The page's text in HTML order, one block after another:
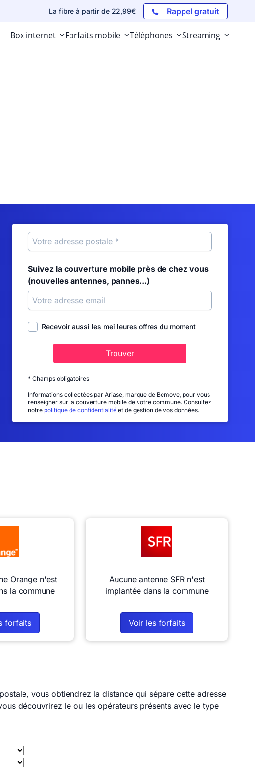
La fibre à partir de 22,99€ Rappel gratuit
Box internet Forfaits mobile Téléphones Streaming
Suivez la couverture mobile près de chez vous
(nouvelles antennes, pannes...)
Recevoir aussi les meilleures offres du moment
Trouver
* Champs obligatoires
Informations collectées par Ariase, marque de Bemove, pour vous
renseigner sur la couverture mobile de votre commune. Consultez
notre politique de confidentialité et de gestion de vos données.
Orange n'est
la commune
forfaits
Aucune antenne SFR n'est
implantée dans la commune
Voir les forfaits
vous obtiendrez la distance qui sépare cette adresse
découvrirez le ou les opérateurs présents avec le type